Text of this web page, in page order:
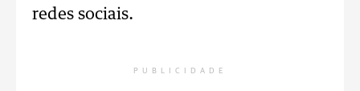
redes sociais.
PUBLICIDADE